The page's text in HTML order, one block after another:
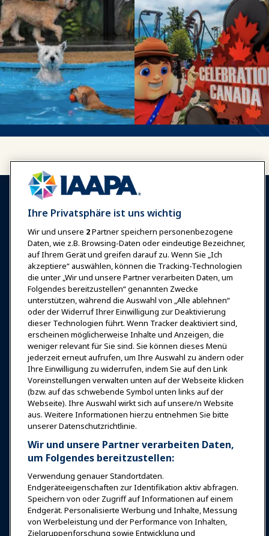
Anmelden Jetzt beitreten
Auszeichnungen Karrieren
Kontakt
Expos & Veranstaltungen
News & Funwelt
Bildung
Sicherheit & Schutz
Plädoyer
Forschung & Berichte
Über IAAPA
Partner
Ihre Privatsphäre ist uns wichtig
Wir und unsere 2Partner speichern personenbezogene
Daten, wie z.B. Browsing-Daten oder eindeutige Bezeichner,
auf Ihrem Gerät und greifen darauf zu. Wenn Sie „Ich
akzeptiere“ auswählen, können die Tracking-Technologien
die unter „Wir und unsere Partner verarbeiten Daten, um
Folgendes bereitzustellen“ genannten Zwecke
unterstützen, während die Auswahl von „Alle ablehnen“
oder der Widerruf Ihrer Einwilligung zur Deaktivierung
dieser Technologien führt. Wenn Tracker deaktiviert sind,
erscheinen möglicherweise Inhalte und Anzeigen, die
weniger relevant für Sie sind. Sie können dieses Menü
jederzeit erneut aufrufen, um Ihre Auswahl zu ändern oder
Ihre Einwilligung zu widerrufen, indem Sie auf den Link
Voreinstellungen verwalten unten auf der Webseite klicken
(bzw. auf das schwebende Symbol unten links auf der
Webseite). Ihre Auswahl wirkt sich auf unsere/n Website
aus. Weitere Informationen hierzu entnehmen Sie bitte
unserer Datenschutzrichtlinie.
Wir und unsere Partner verarbeiten Daten,
um Folgendes bereitzustellen:
Verwendung genauer Standortdaten.
Endgeräteeigenschaften zur Identifikation aktiv abfragen.
Speichern von oder Zugriff auf Informationen auf einem
Endgerät. Personalisierte Werbung und Inhalte, Messung
von Werbeleistung und der Performance von Inhalten,
Zielgruppenforschung sowie Entwicklung und